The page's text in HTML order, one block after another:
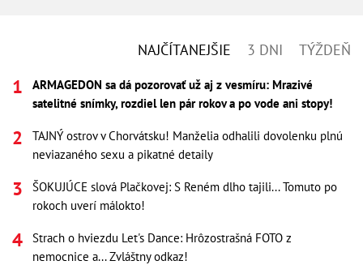
NAJČÍTANEJŠIE 3 DNI TÝŽDEŇ
ARMAGEDON sa dá pozorovať už aj z vesmíru: Mrazivé
satelitné snímky, rozdiel len pár rokov a po vode ani stopy!
TAJNÝ ostrov v Chorvátsku! Manželia odhalili dovolenku plnú
neviazaného sexu a pikatné detaily
ŠOKUJÚCE slová Plačkovej: S Reném dlho tajili... Tomuto po
rokoch uverí málokto!
Strach o hviezdu Let's Dance: Hrôzostrašná FOTO z
nemocnice a... Zvláštny odkaz!